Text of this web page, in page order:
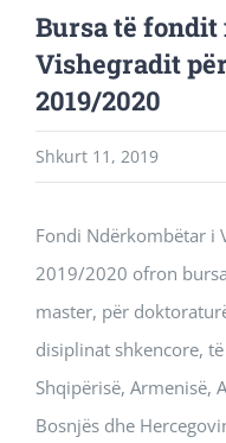
Bursa të
Vishegradit
2019/2020
Shkurt 11, 2019
Fondi Ndërkombëtar i
2019/2020 ofron
master, për
disiplinat shkencore,
Shqipërisë, Armenisë,
Bosnjës dhe